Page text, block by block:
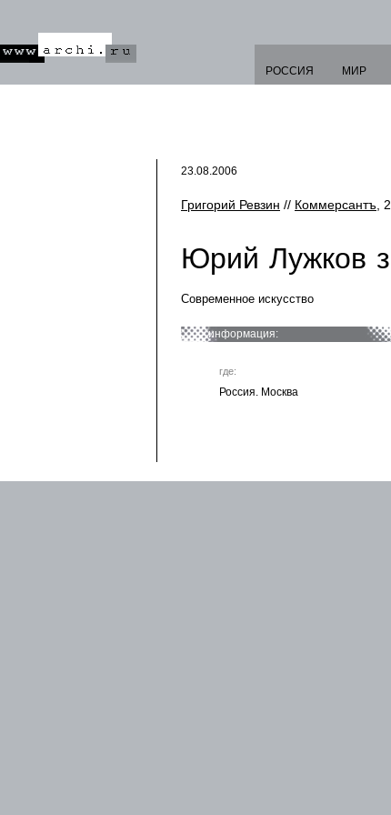
РОССИЯ МИР
23.08.2006
Григорий Ревзин // Коммерсантъ ,
Юрий Лужков
Современное искусство
информация:
где:
Россия. Москва